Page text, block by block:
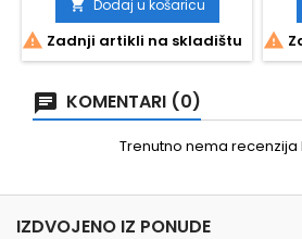
 Dodaj u košaricu
 Zadnji artikli na skladištu 
KOMENTARI (0)
Trenutno nema recenzija
IZDVOJENO IZ PONUDE